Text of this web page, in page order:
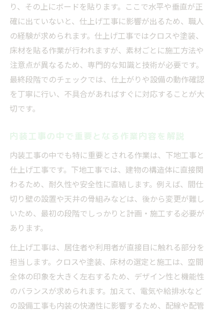
り、その上にボードを貼ります。ここで水平や垂直が正
確に出ていないと、仕上げ工事に影響が出るため、職人
の経験が求められます。仕上げ工事ではクロスや塗装、
床材を貼る作業が行われますが、素材ごとに施工方法や
注意点が異なるため、専門的な知識と技術が必要です。
最終段階でのチェックでは、仕上がりや設備の動作確認
を丁寧に行い、不具合があればすぐに対応することが大
切です。
内装工事の中で重要となる作業内容を解説
内装工事の中でも特に重要とされる作業は、下地工事と
仕上げ工事です。下地工事では、建物の構造体に直接関
わるため、耐久性や安全性に直結します。例えば、間仕
切り壁の設置や天井の骨組みなどは、後から変更が難し
いため、最初の段階でしっかりと計画・施工する必要が
あります。
仕上げ工事は、居住者や利用者が直接目に触れる部分を
担当します。クロスや塗装、床材の選定と施工は、空間
全体の印象を大きく左右するため、デザイン性と機能性
のバランスが求められます。加えて、電気や給排水など
の設備工事も内装の快適性に影響するため、配線や配管